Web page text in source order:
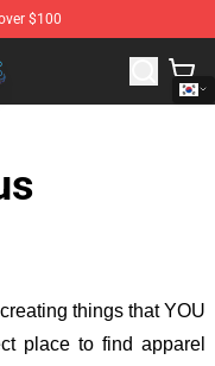
$100
Shop
things that YOU
place to find apparel